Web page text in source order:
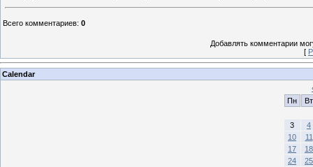
Всего комментариев: 0
Добавлять комментарии
[
Calendar
Пн
Вт
3
4
10
11
17
18
24
25